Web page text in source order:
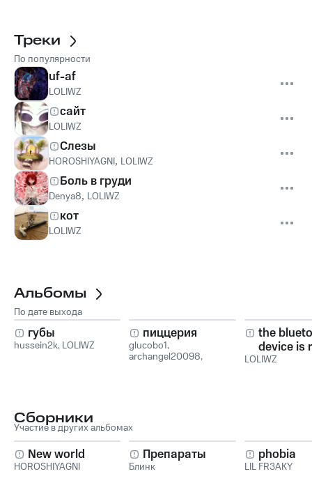
Треки
По популярности
uf-af
LOLIWZ
сайт
LOLIWZ
Слезы
HOROSHIYAGNI, LOLIWZ
Боль в груди
Denya8, LOLIWZ
кот
LOLIWZ
Альбомы
По дате выхода
губы
hussein2k, LOLIWZ
пиццерия
glucobo1,
archangel20098,
the
device is
pair
LOLIWZ
Сборники
Участие в других альбомах
New world
HOROSHIYAGNI
Препараты
Блинк
phobia
LIL FR3AKY